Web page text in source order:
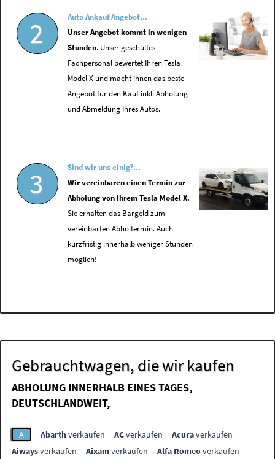
2
Auto Ankauf Angebot...
Unser Angebot kommt in wenigen
Stunden. Unser geschultes
Fachpersonal bewertet Ihren Tesla
Model X und macht ihnen das beste
Angebot für den Kauf inkl. Abholung
und Abmeldung Ihres Autos.
3
Sind wir uns einig?...
Wir vereinbaren einen Termin zur
Abholung von Ihrem Tesla Model X.
Sie erhalten das Bargeld zum
vereinbarten Abholtermin. Auch
kurzfristig innerhalb weniger Stunden
möglich!
Gebrauchtwagen, die wir kaufen
ABHOLUNG INNERHALB EINES TAGES,
DEUTSCHLANDWEIT,
A Abarthverkaufen ACverkaufen Acuraverkaufen
Aiwaysverkaufen Aixamverkaufen Alfa Romeoverkaufen